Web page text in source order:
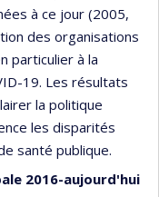
à ce jour (2005,
des organisations
particulier à la
19. Les résultats
la politique
les disparités
santé publique.
2016-aujourd'hui